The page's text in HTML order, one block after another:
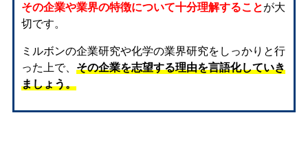
その企業や業界の特徴について十分理解することが大
切です。
ミルボンの企業研究や化学の業界研究をしっかりと行
った上で、 その企業を志望する理由を言語化していき
ましょう。